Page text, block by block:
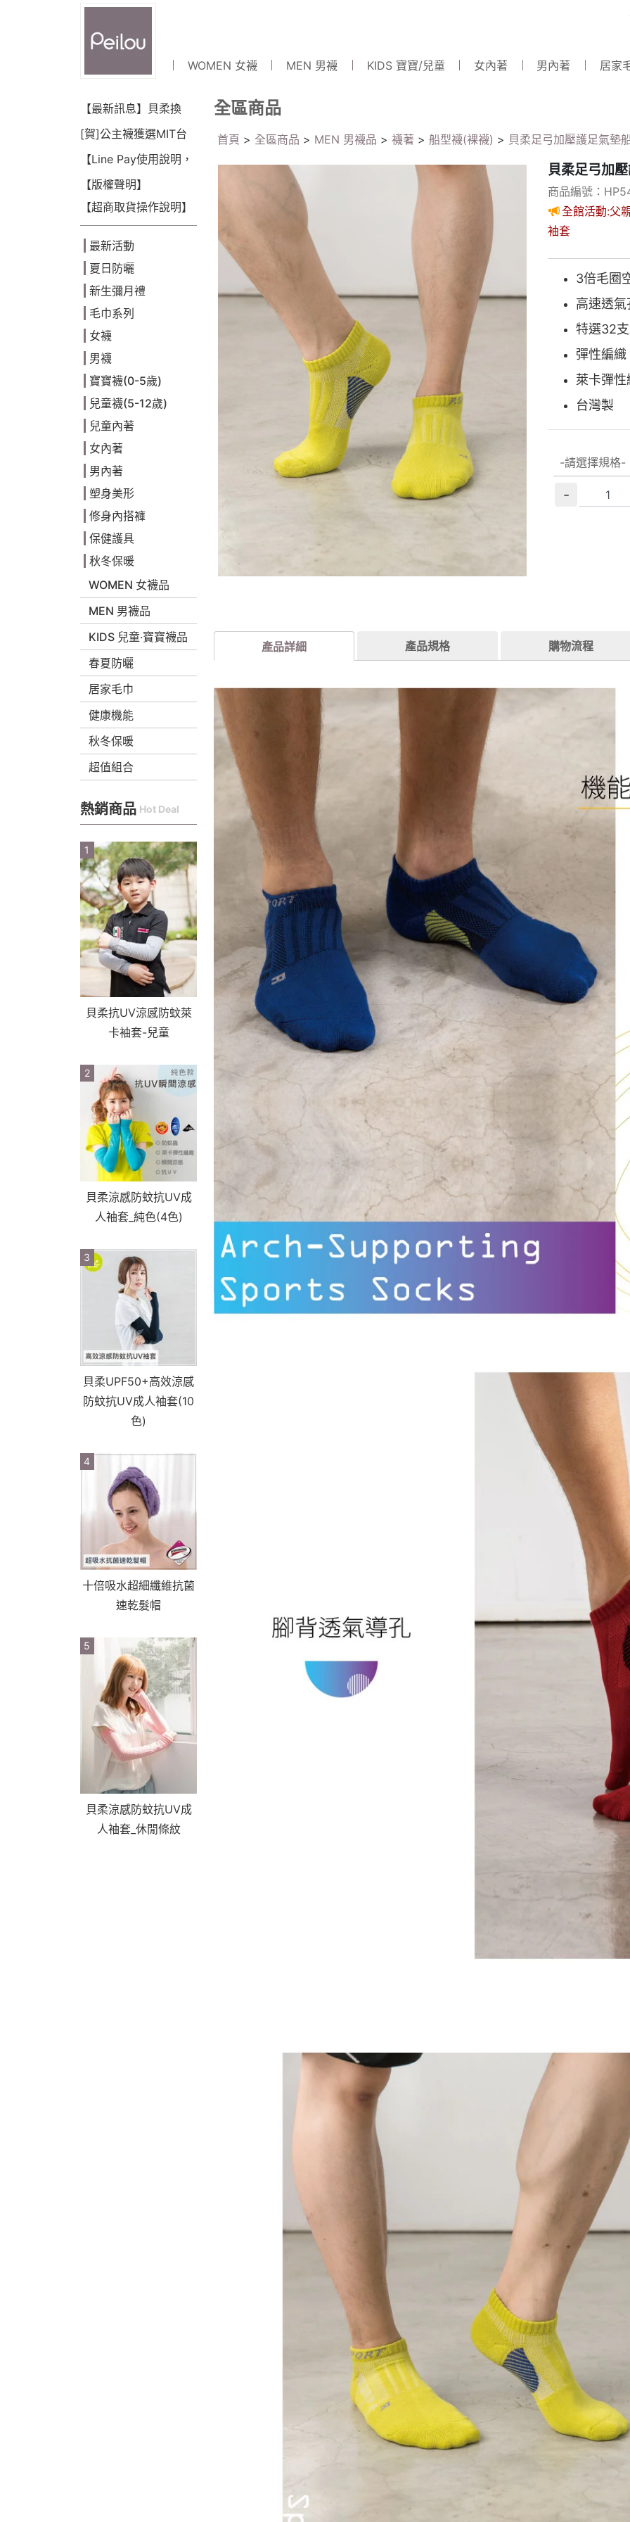
WOMEN 女襪 MEN 男襪 KIDS 寶寶/兒童 女內著 男內著 居家
【最新訊息】貝柔換
LOGO囉~!
[賀]公主襪獲選MIT台
灣金選獎(2018)
【Line Pay使用說明，
可點數折抵】
【版權聲明】
【超商取貨操作說明】
最新活動
夏日防曬
新生彌月禮
毛巾系列
女襪
男襪
寶寶襪(0-5歲)
兒童襪(5-12歲)
兒童內著
女內著
男內著
塑身美形
修身內搭褲
保健護具
秋冬保暖
WOMEN 女襪品
MEN 男襪品
KIDS 兒童‧寶寶襪品
春夏防曬
居家毛巾
健康機能
秋冬保暖
超值組合
熱銷商品 Hot Deal
1
貝柔抗UV涼感防蚊萊
卡袖套-兒童
2
貝柔涼感防蚊抗UV成
人袖套_純色(4色)
3
貝柔UPF50+高效涼感
防蚊抗UV成人袖套(10
色)
4
十倍吸水超細纖維抗菌
速乾髮帽
5
貝柔涼感防蚊抗UV成
人袖套_休閒條紋
全區商品
首頁 > 全區商品 > MEN 男襪品 > 襪著 > 船型襪(裸襪) > 貝柔足弓加壓護足氣墊
貝柔足弓加
商品編號：
全館活動:父
袖套
3倍毛圈
高速透氣
特選32
彈性編
萊卡彈
台灣製
-
產品詳細 產品規格 購物流程